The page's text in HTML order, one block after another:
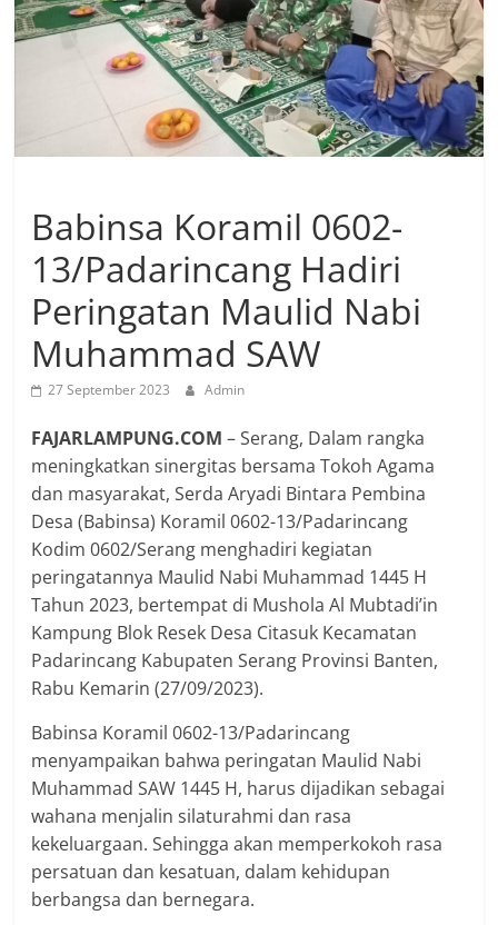
Babinsa Koramil 0602-
13/Padarincang Hadiri
Peringatan Maulid Nabi
Muhammad SAW
27 September 2023 Admin
FAJARLAMPUNG.COM– Serang, Dalam rangka
meningkatkan sinergitas bersama Tokoh Agama
dan masyarakat, Serda Aryadi Bintara Pembina
Desa (Babinsa) Koramil 0602-13/Padarincang
Kodim 0602/Serang menghadiri kegiatan
peringatannya Maulid Nabi Muhammad 1445 H
Tahun 2023, bertempat di Mushola Al Mubtadi’in
Kampung Blok Resek Desa Citasuk Kecamatan
Padarincang Kabupaten Serang Provinsi Banten,
Rabu Kemarin (27/09/2023).
Babinsa Koramil 0602-13/Padarincang
menyampaikan bahwa peringatan Maulid Nabi
Muhammad SAW 1445 H, harus dijadikan sebagai
wahana menjalin silaturahmi dan rasa
kekeluargaan. Sehingga akan memperkokoh rasa
persatuan dan kesatuan, dalam kehidupan
berbangsa dan bernegara.